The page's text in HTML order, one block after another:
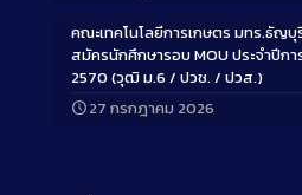
คณะเทคโนโลยีการเกษตร มทร.ธัญบุ
สมัครนักศึกษารอบ MOU ประจำปีก
2570 (วุฒิ ม.6 / ปวช. / ปวส.)
27 กรกฎาคม 2026